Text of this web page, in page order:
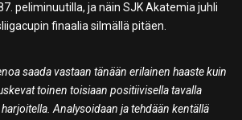
peliminuutilla, ja näin SJK Akatemia juhli
finaalia silmällä pitäen.
saada vastaan tänään erilainen haaste kuin
toinen toisiaan positiivisella tavalla
Analysoidaan ja tehdään kentällä